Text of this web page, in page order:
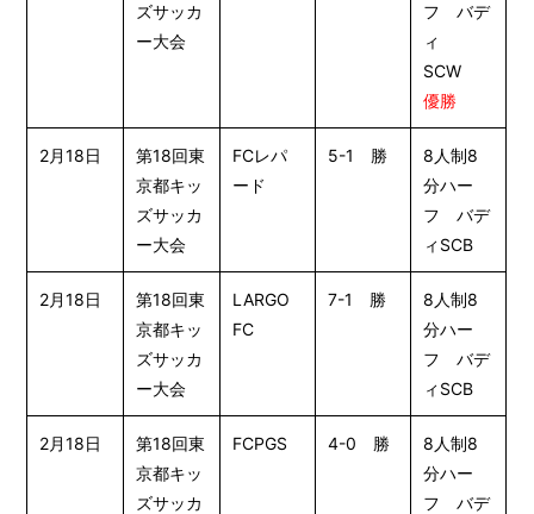
ズサッカ
ー大会
フ バデ
ィ
SCW
優勝
2月18日
第18回東
京都キッ
ズサッカ
ー大会
FCレパ
ード
5-1 勝
8人制8
分ハー
フ バデ
ィSCB
2月18日
第18回東
京都キッ
ズサッカ
ー大会
LARGO
FC
7-1 勝
8人制8
分ハー
フ バデ
ィSCB
2月18日
第18回東
京都キッ
ズサッカ
FCPGS 4-0 勝
8人制8
分ハー
フ バデ